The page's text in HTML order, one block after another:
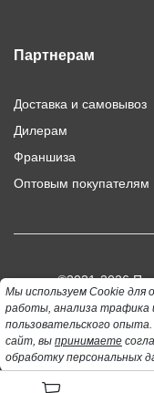
Партнерам
Доставка и самовывоз
Дилерам
Франшиза
Оптовым покупателям
©2021-2026
Использование
публикации
Данный сайт не
Мы используем Cookie для
работы, анализа трафика
пользовательского опыта.
сайт, вы принимаете
обработку персональных